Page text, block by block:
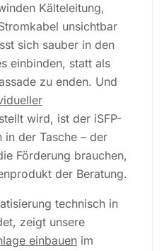
Kälteleitung,
unsichtbar
sich sauber in den
einbinden, statt als
zu enden. Und
wird, ist der iSFP-
in der Tasche – der
Förderung brauchen,
der Beratung.
technisch in
zeigt unsere
einbauen im